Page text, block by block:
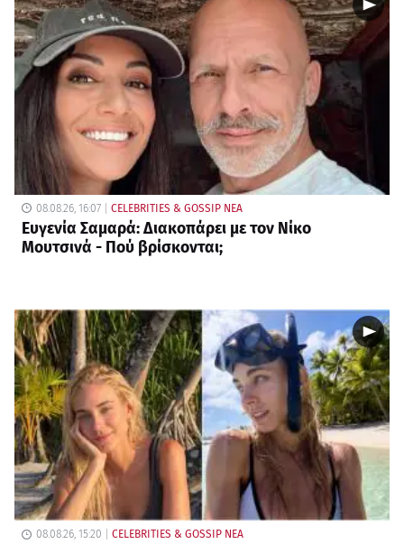
08.08.26, 16:07 CELEBRITIES & GOSSIP ΝΕΑ
Ευγενία Σαμαρά: Διακοπάρει με τον Νίκο
Μουτσινά - Πού βρίσκονται;
08.08.26, 15:20 CELEBRITIES & GOSSIP ΝΕΑ